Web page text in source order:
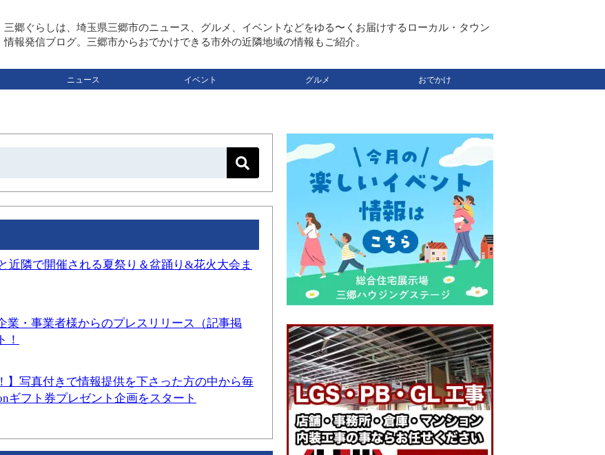
三郷ぐらしは、埼玉県三郷市のニュース、グルメ、イベントなどをゆる〜くお届けするローカル・タウン
情報発信ブログ。三郷市からおでかけできる市外の近隣地域の情報もご紹介。
ニュース イベント グルメ おでかけ
近隣で開催される夏祭り＆盆踊り&花火大会ま
業・事業者様からのプレスリリース（記事掲
！
】写真付きで情報提供を下さった方の中から毎
ギフト券プレゼント企画をスタート